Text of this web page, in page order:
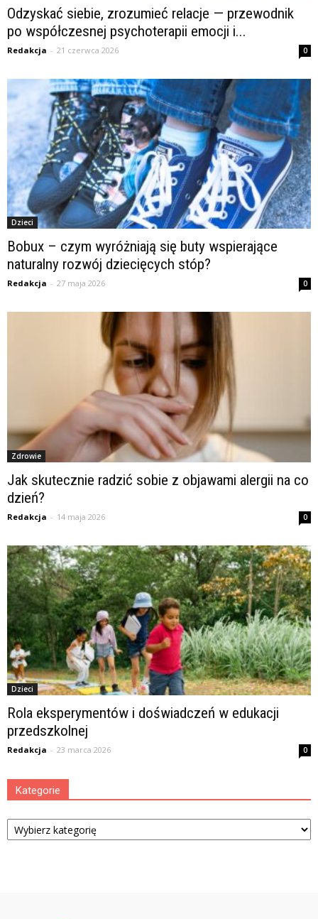
Odzyskać siebie, zrozumieć relacje — przewodnik
po współczesnej psychoterapii emocji i...
Redakcja - 21 czerwca 2026 0
Dzieci
Bobux – czym wyróżniają się buty wspierające
naturalny rozwój dziecięcych stóp?
Redakcja - 27 maja 2026 0
Zdrowie
Jak skutecznie radzić sobie z objawami alergii na co
dzień?
Redakcja - 14 maja 2026 0
Dzieci
Rola eksperymentów i doświadczeń w edukacji
przedszkolnej
Redakcja - 23 marca 2026 0
Kategorie
Kategorie